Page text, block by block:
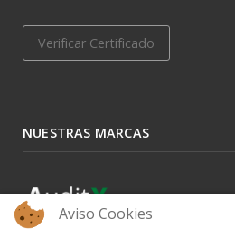
Verificar Certificado
NUESTRAS MARCAS
Aviso Cookies